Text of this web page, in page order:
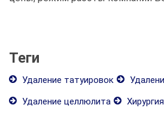
Теги
Удаление татуировок
Удаление целлюлита